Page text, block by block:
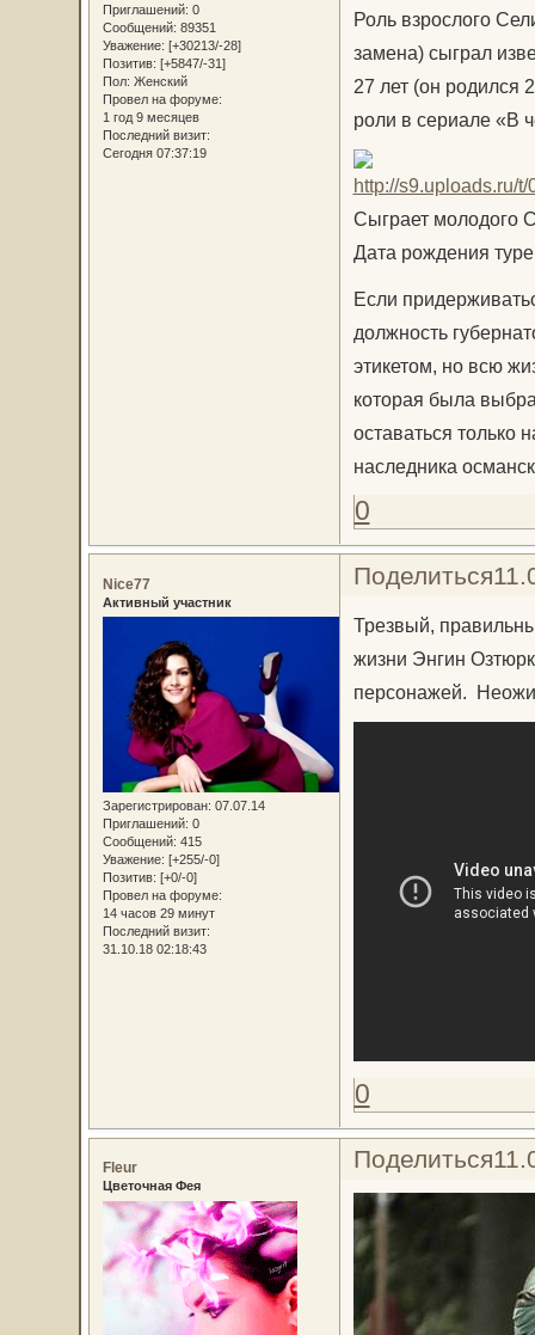
Приглашений: 0
Сообщений: 89351
Уважение: [+30213/-28]
Позитив: [+5847/-31]
Пол: Женский
Провел на форуме:
1 год 9 месяцев
Последний визит:
Сегодня 07:37:19
Роль взрослого
замена) сыграл
27 лет (он родился
роли в сериале «В
Сыграет молодого
Дата рождения
Если
должность
этикетом, но всю
которая была
оставаться только
наследника
0
Поделиться
Nice77
Активный участник
Зарегистрирован: 07.07.14
Приглашений: 0
Сообщений: 415
Уважение: [+255/-0]
Позитив: [+0/-0]
Провел на форуме:
14 часов 29 минут
Последний визит:
31.10.18 02:18:43
Трезвый,
жизни Энгин
персонажей.
0
Поделиться
Fleur
Цветочная Фея